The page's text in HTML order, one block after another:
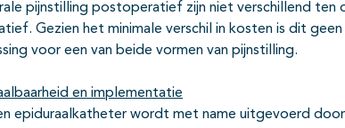
pijnstilling postoperatief zijn niet verschillend ten
Gezien het minimale verschil in kosten is dit
voor een van beide vormen van pijnstilling.
en implementatie
epiduraalkatheter wordt met name uitgevoerd door